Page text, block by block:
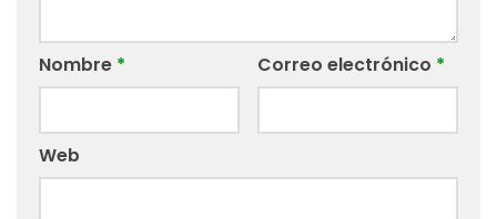
Nombre * Correo electrónico *
Web